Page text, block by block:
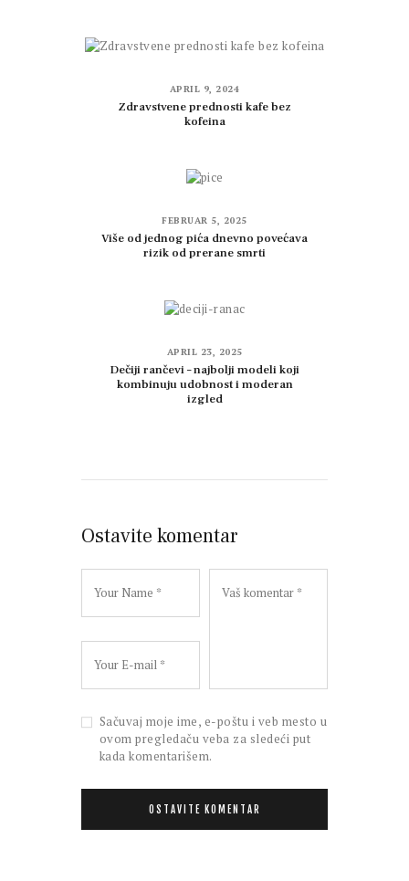
APRIL 9, 2024
Zdravstvene prednosti kafe bez
kofeina
FEBRUAR 5, 2025
Više od jednog pića dnevno povećava
rizik od prerane smrti
APRIL 23, 2025
Dečiji rančevi – najbolji modeli koji
kombinuju udobnost i moderan
izgled
Ostavite komentar
Sačuvaj moje ime, e-poštu i veb mesto u
ovom pregledaču veba za sledeći put
kada komentarišem.